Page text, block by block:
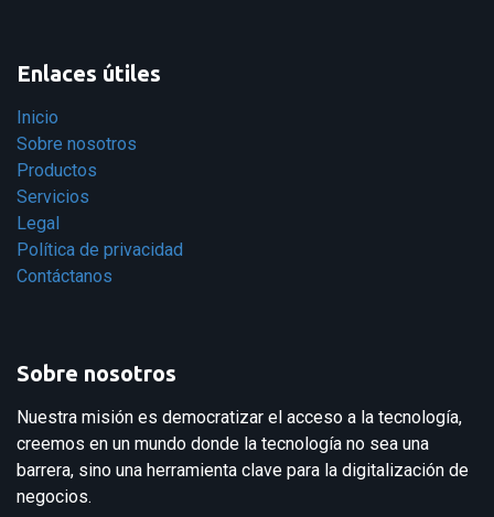
Enlaces útiles
Inicio
Sobre nosotros
Productos
Servicios
Legal
Política de privacidad
Contáctanos
Sobre nosotros
Nuestra misión es democratizar el acceso a la tecnología,
creemos en un mundo donde la tecnología no sea una
barrera, sino una herramienta clave para la digitalización de
negocios.